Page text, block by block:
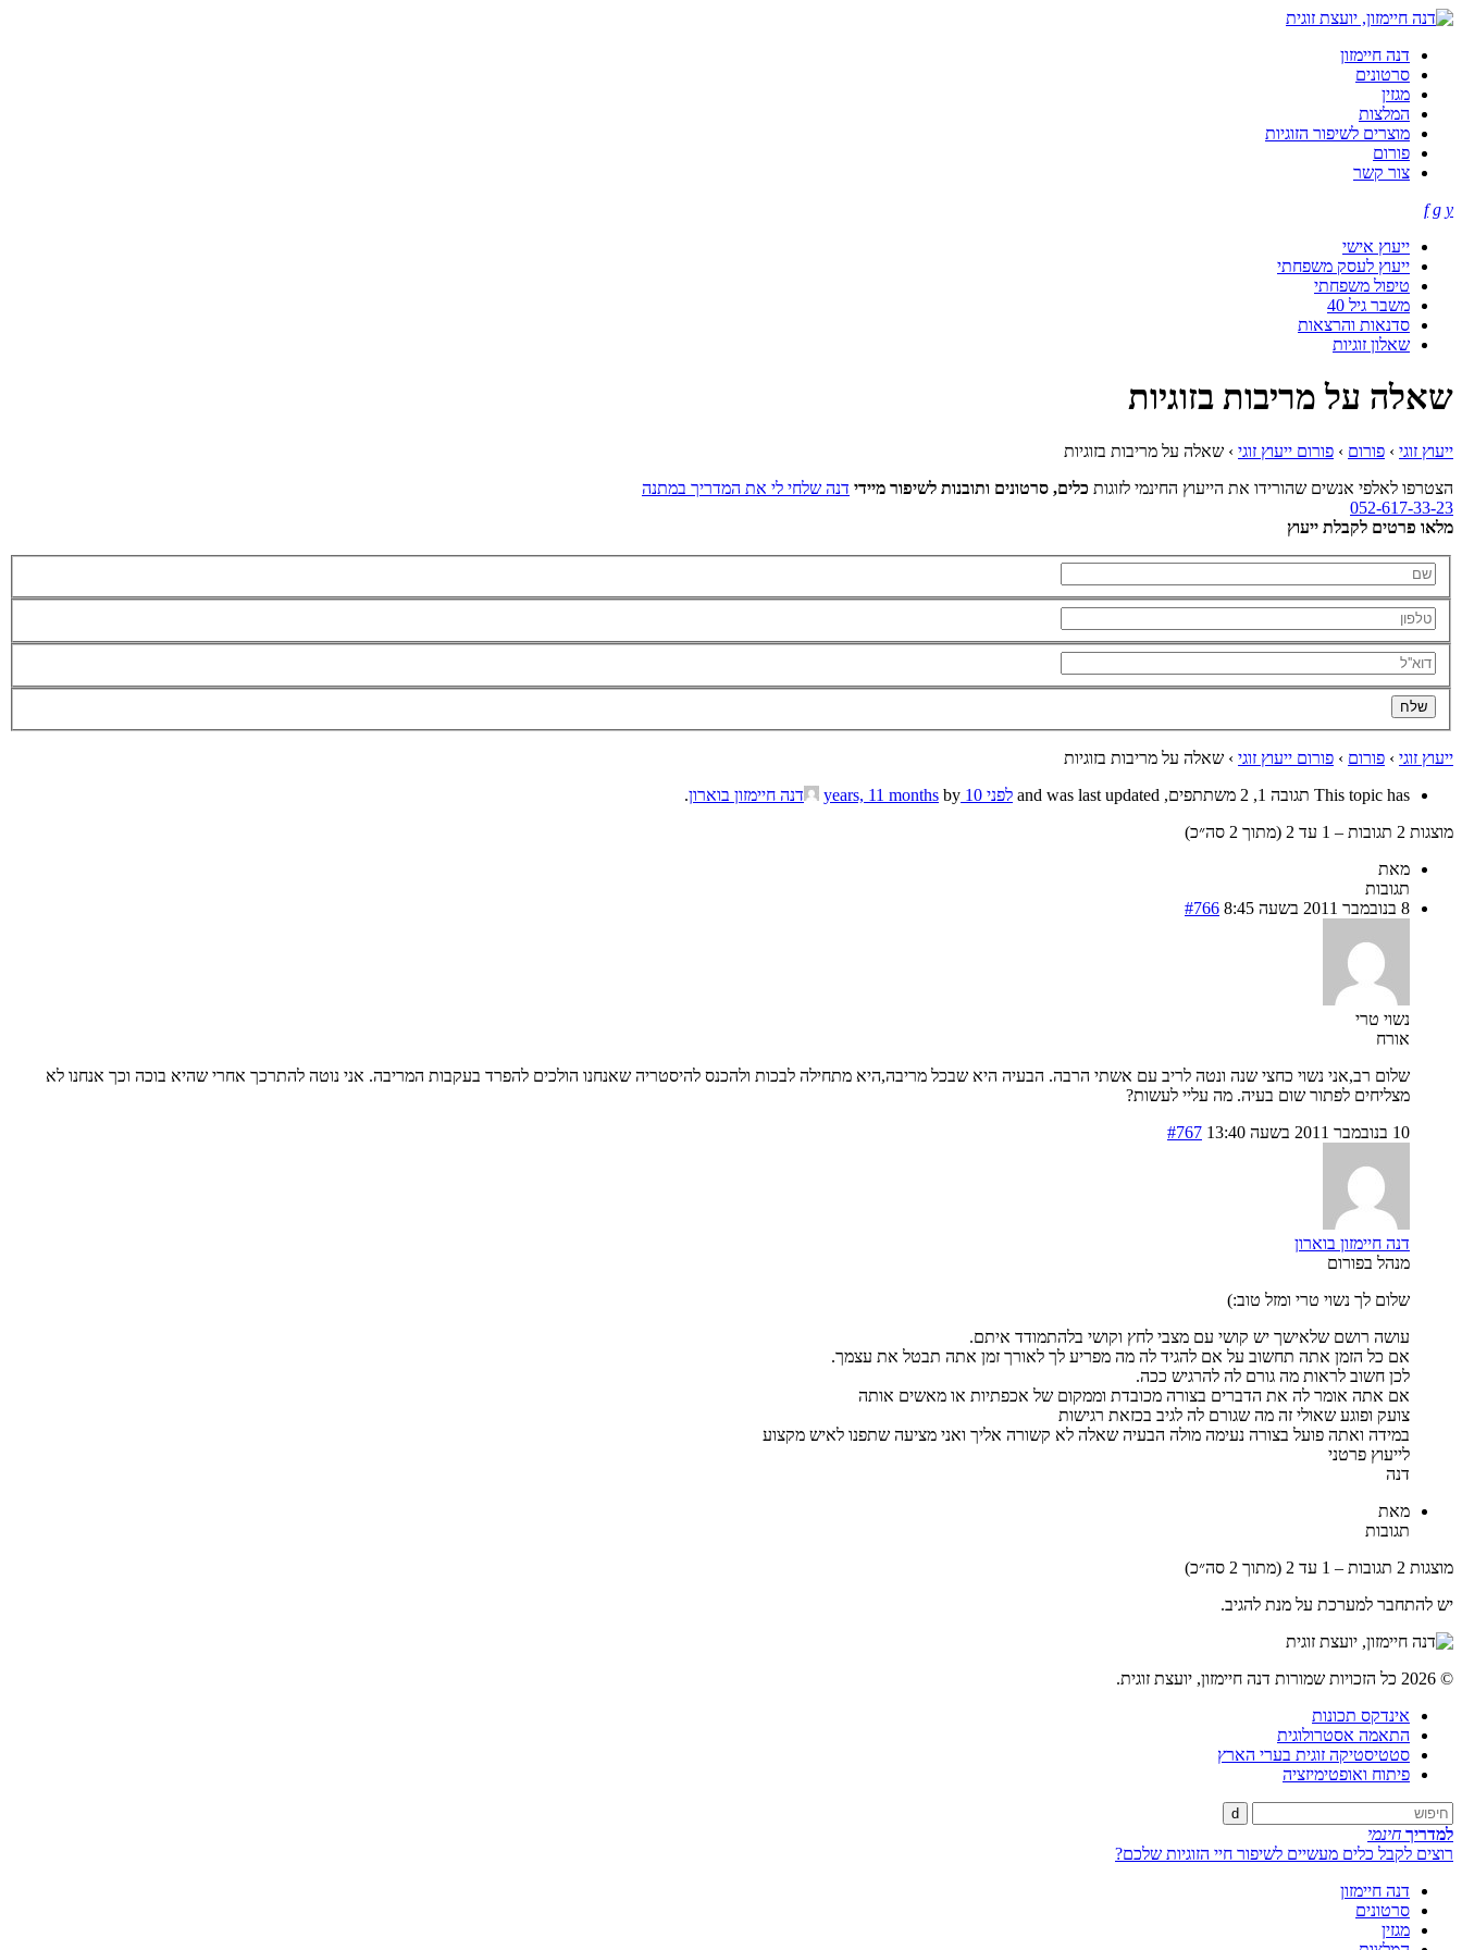
דנה חיימזון
סרטונים
מגזין
המלצות
מוצרים לשיפור הזוגיות
פורום
צור קשר
f g y
ייעוץ אישי
ייעוץ לעסק משפחתי
טיפול משפחתי
משבר גיל 40
סדנאות והרצאות
שאלון זוגיות
שאלה על מריבות בזוגיות
ייעוץ זוגי › פורום › פורום ייעוץ זוגי › שאלה על מריבות בזוגיות
הצטרפו לאלפי אנשים שהורידו את הייעוץ החינמי לזוגות כלים, סרטונים ותובנות לשיפור מיידי דנה שלחי לי את המדריך במתנה
052-617-33-23
מלאו פרטים לקבלת ייעוץ
ייעוץ זוגי › פורום › פורום ייעוץ זוגי › שאלה על מריבות בזוגיות
This topic has תגובה 1, 2 משתתפים, and was last updated
לפני 10 years, 11 months by דנה חיימזון בוארון.
מוצגות 2 תגובות – 1 עד 2 (מתוך 2 סה״כ)
מאת
תגובות
8 בנובמבר 2011 בשעה 8:45
#766
נשוי טרי
אורח
שלום רב,אני נשוי כחצי שנה ונטה לריב עם אשתי הרבה. הבעיה היא שבכל מריבה,היא מתחילה לבכות ולהכנס להיסטריה שאנחנו הולכים להפרד בעקבות המריבה. אני נוטה להתרכך אחרי שהיא בוכה וכך אנחנו לא
מצליחים לפתור שום בעיה. מה עליי לעשות?
10 בנובמבר 2011 בשעה 13:40
#767
דנה חיימזון בוארון
מנהל בפורום
שלום לך נשוי טרי ומזל טוב:)
עושה רושם שלאישך יש קושי עם מצבי לחץ וקושי בלהתמודד איתם.
אם כל הזמן אתה תחשוב על אם להגיד לה מה מפריע לך לאורך זמן אתה תבטל את עצמך.
לכן חשוב לראות מה גורם לה להרגיש ככה.
אם אתה אומר לה את הדברים בצורה מכובדת וממקום של אכפתיות או מאשים אותה
צועק ופוגע שאולי זה מה שגורם לה לגיב בכזאת רגישות
במידה ואתה פועל בצורה נעימה מולה הבעיה שאלה לא קשורה אליך ואני מציעה שתפנו לאיש מקצוע
לייעוץ פרטני
דנה
מאת
תגובות
מוצגות 2 תגובות – 1 עד 2 (מתוך 2 סה״כ)
יש להתחבר למערכת על מנת להגיב.
© 2026 כל הזכויות שמורות דנה חיימזון, יועצת זוגית.
אינדקס תכונות
התאמה אסטרולוגית
סטטיסטיקה זוגית בערי הארץ
פיתוח ואופטימיזציה
d
למדריך חינמי
רוצים לקבל כלים מעשיים לשיפור חיי הזוגיות שלכם?
דנה חיימזון
סרטונים
מגזין